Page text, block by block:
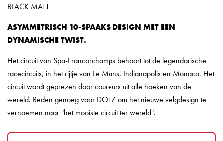
BLACK MATT
ASYMMETRISCH 10-SPAAKS DESIGN MET EEN
DYNAMISCHE TWIST.
Het circuit van Spa-Francorchamps behoort tot de legendarische
racecircuits, in het rijtje van Le Mans, Indianapolis en Monaco. Het
circuit wordt geprezen door coureurs uit alle hoeken van de
wereld. Reden genoeg voor DOTZ om het nieuwe velgdesign te
vernoemen naar "het mooiste circuit ter wereld".